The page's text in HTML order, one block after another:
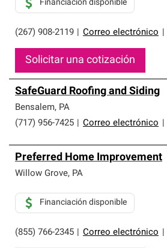
(267) 908-2119 Correo electrónico
Financiación disponible
Solicitar una cotización
SafeGuard Roofing and Siding
Bensalem, PA
(717) 956-7425
Correo electrónico
Preferred Home Improvement
Willow Grove, PA
(855) 766-2345 Correo electrónico
Financiación disponible